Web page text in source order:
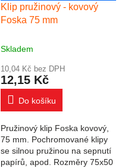
Klip pružinový - kovový
Foska 75 mm
Skladem
10,04 Kč bez DPH
12,15 Kč
Do košíku
Pružinový klip Foska kovový,
75 mm. Pochromované klipy
se silnou pružinou na sepnutí
papírů, apod. Rozměry 75x50